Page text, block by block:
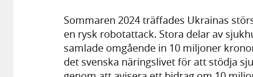
Sommaren 2024 träffades Ukrainas
en rysk robotattack. Stora delar av
samlade omgående in 10 miljoner
det svenska näringslivet för att stödja